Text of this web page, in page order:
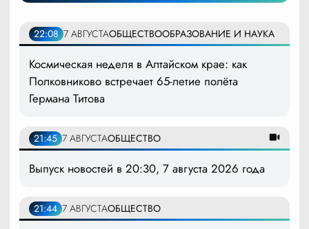
22:08 7 АВГУСТАОБЩЕСТВООБРАЗОВАНИЕ И НАУКА
Космическая неделя в Алтайском крае: как
Полковниково встречает 65-летие полёта
Германа Титова
21:45 7 АВГУСТАОБЩЕСТВО
Выпуск новостей в 20:30, 7 августа 2026 года
21:44 7 АВГУСТАОБЩЕСТВО